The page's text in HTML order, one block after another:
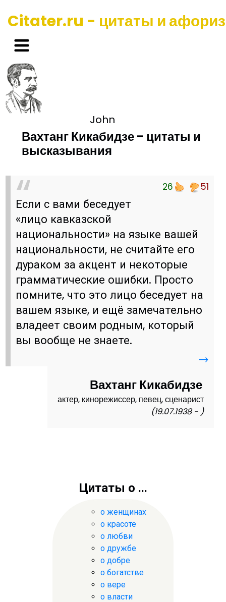
Citater.ru - цитаты и
John
Вахтанг Кикабидзе - цитаты и
высказывания
26 51
Если с вами беседует
«лицо кавказской
национальности» на языке вашей
национальности, не считайте его
дураком за акцент и некоторые
грамматические ошибки. Просто
помните, что это лицо беседует на
вашем языке, и ещё замечательно
владеет своим родным, который
вы вообще не знаете.
→
Вахтанг Кикабидзе
актер, кинорежиссер, певец, сценарист
(19.07.1938 - )
Цитаты о ...
о женщинах
о красоте
о любви
о дружбе
о добре
о богатстве
о вере
о власти